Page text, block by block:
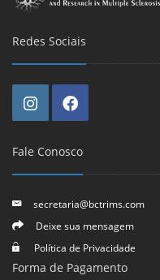
Redes Sociais
Fale Conosco
secretaria@bctrims.com
Deixe sua mensagem
Política de Privacidade
Forma de Pagamento